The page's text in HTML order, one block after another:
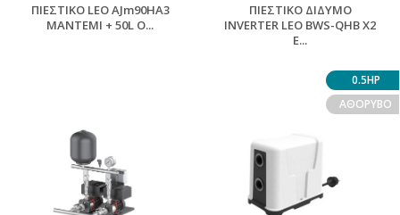
ΠΙΕΣΤΙΚΟ LEO AJm90ΗA3
ΜΑΝΤΕΜΙ + 50L Ο...
ΠΙΕΣΤΙΚΟ ΔΙΔΥΜΟ
INVERTER LEO BWS-QHB X2
E...
0.5HP
ΑΘΟΡΥΒΟ